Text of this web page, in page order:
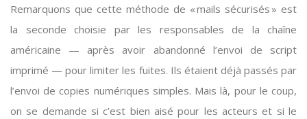
Remarquons que cette méthode de « mails sécurisés » est
la seconde choisie par les responsables de la chaîne
américaine — après avoir abandonné l’envoi de script
imprimé — pour limiter les fuites. Ils étaient déjà passés par
l’envoi de copies numériques simples. Mais là, pour le coup,
on se demande si c’est bien aisé pour les acteurs et si le